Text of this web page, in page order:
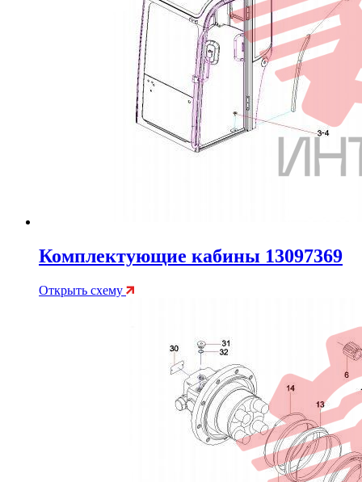
Комплектующие кабины 13097369
Открыть схему